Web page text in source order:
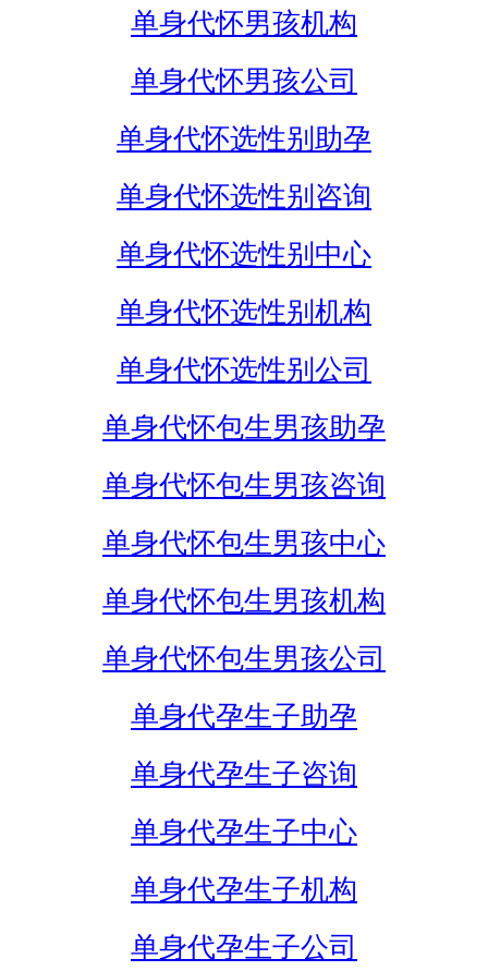
单身代怀男孩机构
单身代怀男孩公司
单身代怀选性别助孕
单身代怀选性别咨询
单身代怀选性别中心
单身代怀选性别机构
单身代怀选性别公司
单身代怀包生男孩助孕
单身代怀包生男孩咨询
单身代怀包生男孩中心
单身代怀包生男孩机构
单身代怀包生男孩公司
单身代孕生子助孕
单身代孕生子咨询
单身代孕生子中心
单身代孕生子机构
单身代孕生子公司